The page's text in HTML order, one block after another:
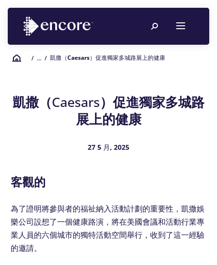
/ … / 凱撒（Caesars）促進獨家多城路展上的健康
凱撒（Caesars）促進獨家多城路
展上的健康
27 5 月, 2025
客觀的
為了證明將參與者的福祉納入活動計劃的重要性，凱撒娛
樂公司設想了一個健康路演，將在美國會議和活動行業專
業人員的六個城市的獨特活動空間舉行，收到了這一經驗
的邀請。